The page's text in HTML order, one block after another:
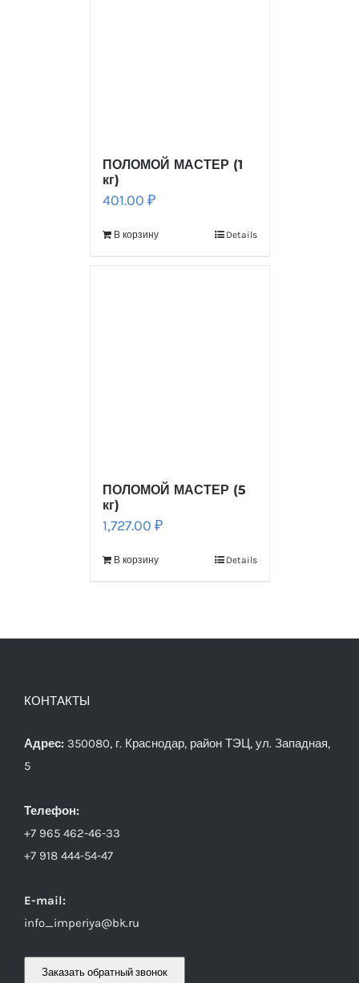
ПОЛОМОЙ МАСТЕР (1
кг)
401.00 ₽
В корзину Details
ПОЛОМОЙ МАСТЕР (5
кг)
1,727.00 ₽
В корзину Details
КОНТАКТЫ
Адрес: 350080, г. Краснодар, район ТЭЦ, ул. Западная,
5
Телефон:
+7 965 462-46-33
+7 918 444-54-47
E-mail:
info_imperiya@bk.ru
Заказать обратный звонок